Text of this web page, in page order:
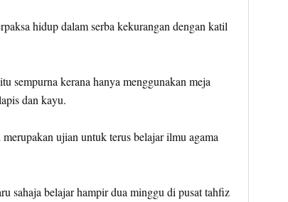
hidup dalam serba kekurangan dengan katil
sempurna kerana hanya menggunakan meja
dan kayu.
ujian untuk terus belajar ilmu agama
sahaja belajar hampir dua minggu di pusat tahfiz